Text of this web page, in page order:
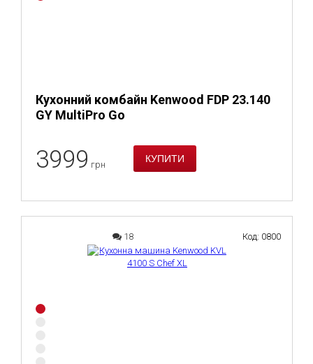
Кухонний комбайн Kenwood FDP 23.140
GY MultiPro Go
3999 грн
18 Код: 0800